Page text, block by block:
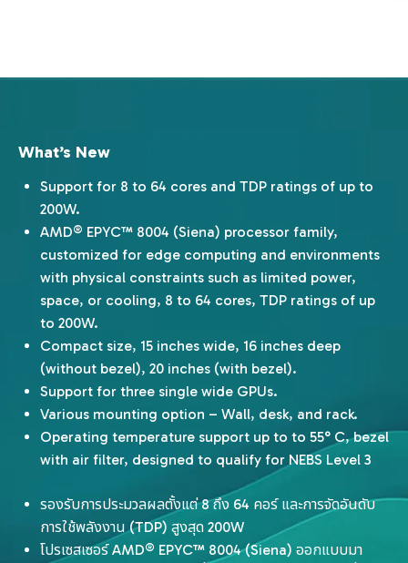
What’s New
Support for 8 to 64 cores and TDP ratings of up to
200W.
AMD® EPYC™ 8004 (Siena) processor family,
customized for edge computing and environments
with physical constraints such as limited power,
space, or cooling, 8 to 64 cores, TDP ratings of up
to 200W.
Compact size, 15 inches wide, 16 inches deep
(without bezel), 20 inches (with bezel).
Support for three single wide GPUs.
Various mounting option – Wall, desk, and rack.
Operating temperature support up to to 55° C, bezel
with air filter, designed to qualify for NEBS Level 3
รองรับการประมวลผลตั้งแต่ 8 ถึง 64 คอร์ และการจัดอันดับ
การใช้พลังงาน (TDP) สูงสุด 200W
โปรเซสเซอร์ AMD® EPYC™ 8004 (Siena) ออกแบบมา